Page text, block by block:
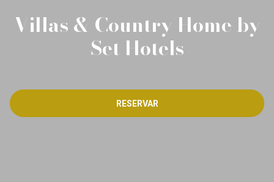
Villas & Country Home by
Set Hotels
RESERVAR